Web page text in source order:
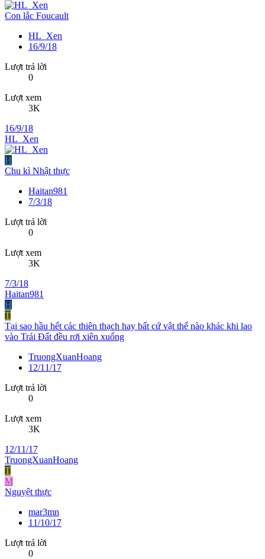
Con lắc Foucault
HL_Xen
16/9/18
Lượt trả lời
0
Lượt xem
3K
16/9/18
HL_Xen
H
Chu kì Nhật thực
Haitan981
7/3/18
Lượt trả lời
0
Lượt xem
3K
7/3/18
Haitan981
H
T
Tại sao hầu hết các thiên thạch hay bất cứ vật thể nào khác khi lao
vào Trái Đất đều rơi xiên xuống
TruongXuanHoang
12/11/17
Lượt trả lời
0
Lượt xem
3K
12/11/17
TruongXuanHoang
T
M
Nguyệt thực
mar3mn
11/10/17
Lượt trả lời
0